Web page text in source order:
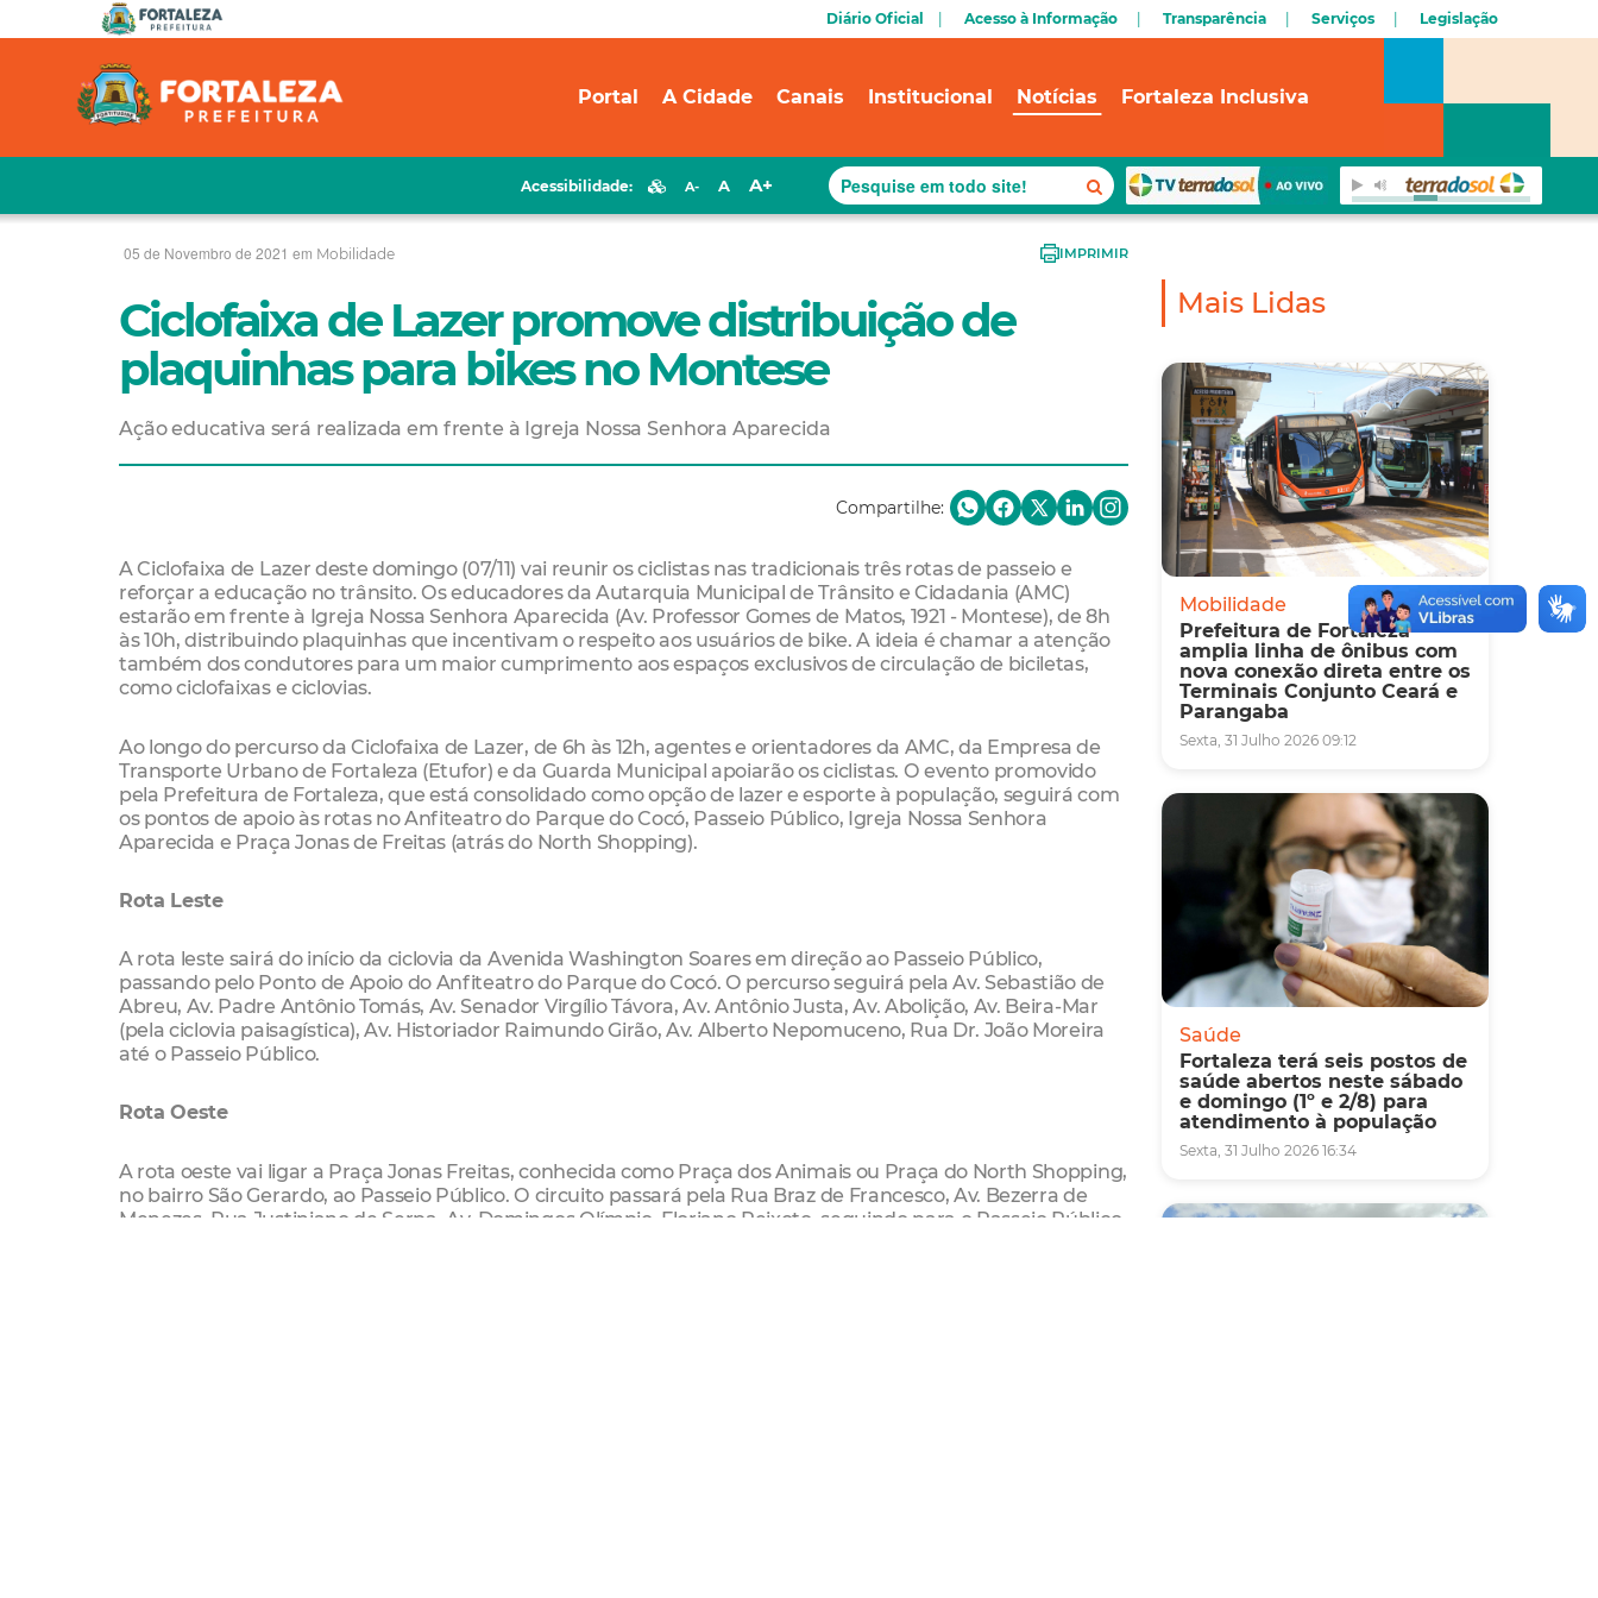
Diário Oficial Acesso à Informação Transparência Serviços Legislação
Portal A Cidade Canais Institucional Notícias Fortaleza Inclusiva
Acessibilidade: A- A A+
05 de Novembro de 2021 em Mobilidade IMPRIMIR
Ciclofaixa de Lazer promove distribuição de
plaquinhas para bikes no Montese
Ação educativa será realizada em frente à Igreja Nossa Senhora Aparecida
Compartilhe:
A Ciclofaixa de Lazer deste domingo (07/11) vai reunir os ciclistas nas tradicionais três rotas de passeio e
reforçar a educação no trânsito. Os educadores da Autarquia Municipal de Trânsito e Cidadania (AMC)
estarão em frente à Igreja Nossa Senhora Aparecida (Av. Professor Gomes de Matos, 1921 - Montese), de 8h
às 10h, distribuindo plaquinhas que incentivam o respeito aos usuários de bike. A ideia é chamar a atenção
também dos condutores para um maior cumprimento aos espaços exclusivos de circulação de biciletas,
como ciclofaixas e ciclovias.
Ao longo do percurso da Ciclofaixa de Lazer, de 6h às 12h, agentes e orientadores da AMC, da Empresa de
Transporte Urbano de Fortaleza (Etufor) e da Guarda Municipal apoiarão os ciclistas. O evento promovido
pela Prefeitura de Fortaleza, que está consolidado como opção de lazer e esporte à população, seguirá com
os pontos de apoio às rotas no Anfiteatro do Parque do Cocó, Passeio Público, Igreja Nossa Senhora
Aparecida e Praça Jonas de Freitas (atrás do North Shopping).
Rota Leste
A rota leste sairá do início da ciclovia da Avenida Washington Soares em direção ao Passeio Público,
passando pelo Ponto de Apoio do Anfiteatro do Parque do Cocó. O percurso seguirá pela Av. Sebastião de
Abreu, Av. Padre Antônio Tomás, Av. Senador Virgílio Távora, Av. Antônio Justa, Av. Abolição, Av. Beira-Mar
(pela ciclovia paisagística), Av. Historiador Raimundo Girão, Av. Alberto Nepomuceno, Rua Dr. João Moreira
até o Passeio Público.
Rota Oeste
A rota oeste vai ligar a Praça Jonas Freitas, conhecida como Praça dos Animais ou Praça do North Shopping,
no bairro São Gerardo, ao Passeio Público. O circuito passará pela Rua Braz de Francesco, Av. Bezerra de
Menezes, Rua Justiniano de Serpa, Av. Domingos Olímpio, Floriano Peixoto, seguindo para o Passeio Público,
Mais Lidas
Mobilidade
Prefeitura de Fortaleza
amplia linha de ônibus com
nova conexão direta entre os
Terminais Conjunto Ceará e
Parangaba
Sexta, 31 Julho 2026 09:12
Saúde
Fortaleza terá seis postos de
saúde abertos neste sábado
e domingo (1º e 2/8) para
atendimento à população
Sexta, 31 Julho 2026 16:34